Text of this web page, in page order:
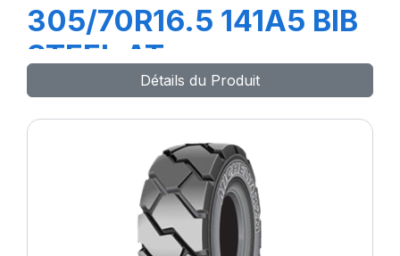
305/70R16.5 141A5 BIB
STEEL AT
Détails du Produit